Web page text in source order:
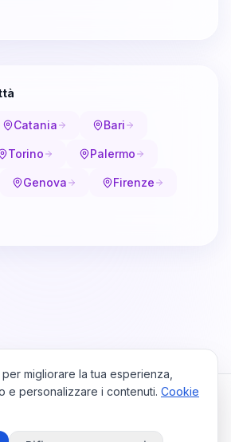
Catania Bari
Torino Palermo
Genova Firenze
migliorare la tua esperienza,
e personalizzare i contenuti. Cookie